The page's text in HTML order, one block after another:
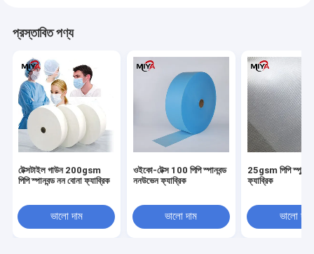
প্রস্তাবিত পণ্য
টেক্সটাইল গাউন 200gsm
পিপি স্পানবন্ড নন বোনা ফ্যাব্রিক
ভালো দাম
ওইকো-টেক্স 100 পিপি স্পানবন্ড
ননউভেন ফ্যাব্রিক
ভালো দাম
25gsm পিপি
ফ্যাব্রিক
ভালো দাম